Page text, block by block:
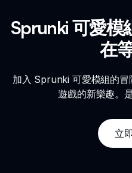
Sprunki 可愛模
在
加入 Sprunki 可愛模組的
遊戲的新樂趣。
立